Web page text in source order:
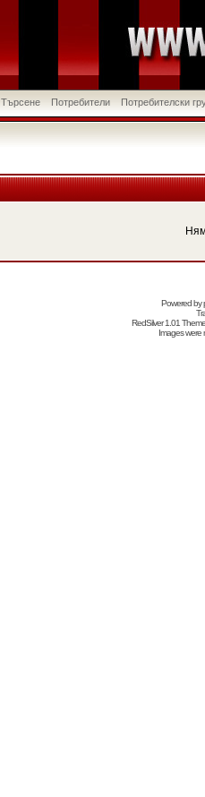
Търсене Потребители Потребителски
Powered by
RedSilver 1.01
Images were